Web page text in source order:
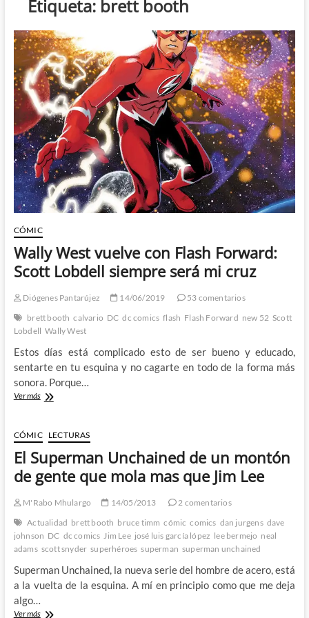
Etiqueta: brett booth
CÓMIC
Wally West vuelve con Flash Forward:
Scott Lobdell siempre será mi cruz
Diógenes Pantarújez 14/06/2019
53 comentarios
brett booth calvario DC dc comics flash Flash Forward new 52 Scott
Lobdell Wally West
Estos días está complicado esto de ser bueno y educado,
sentarte en tu esquina y no cagarte en todo de la forma más
sonora. Porque…
Ver másWally
con
Flash
Forward:
Scott
Lobdell
será
mi
cruz
CÓMIC LECTURAS
El Superman Unchained de un montón
de gente que mola mas que Jim Lee
M'Rabo Mhulargo 14/05/2013
2 comentarios
Actualidad brett booth bruce timm cómic comics dan jurgens dave
johnson DC dc comics Jim Lee josé luis garcía lópez lee bermejo neal
adams scott snyder superhéroes superman superman unchained
Superman Unchained, la nueva serie del hombre de acero, está
a la vuelta de la esquina. A mí en principio como que me deja
algo…
Ver másEl